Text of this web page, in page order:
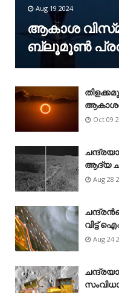
Aug 19 2024
ആകാശ
ബ്ലൂമൂൺ
Oct 09
ആദ്യ
Aug 28
വിട്ട്
Aug 24